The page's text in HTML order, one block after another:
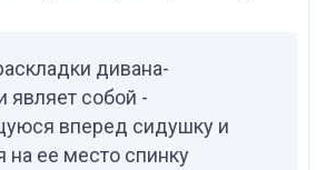
дивана-
являет собой -
вперед сидушку и
ее место спинку